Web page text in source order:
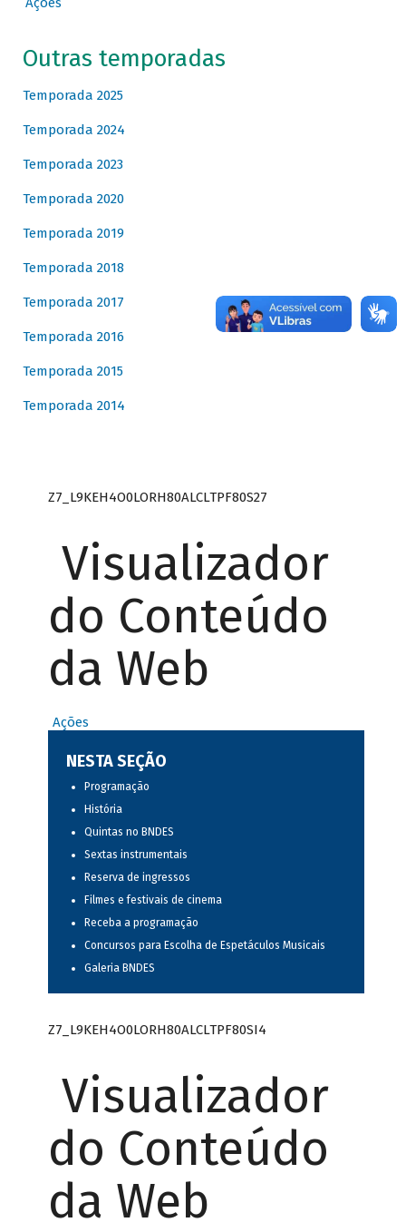
Outras temporadas
Temporada 2025
Temporada 2024
Temporada 2023
Temporada 2020
Temporada 2019
Temporada 2018
Temporada 2017
Temporada 2016
Temporada 2015
Temporada 2014
Z7_L9KEH4O0LORH80ALCLTPF80S27
Visualizador
do Conteúdo
da Web
Ações
NESTA SEÇÃO
Programação
História
Quintas no BNDES
Sextas instrumentais
Reserva de ingressos
Filmes e festivais de cinema
Receba a programação
Concursos para Escolha de Espetáculos Musicais
Galeria BNDES
Z7_L9KEH4O0LORH80ALCLTPF80SI4
Visualizador
do Conteúdo
da Web